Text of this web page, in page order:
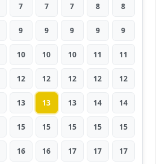
7 7 7 8 8
9 9 9 9 9
10 10 10 11 11
12 12 12 12 12
13 13 13 14 14
15 15 15 15 15
16 16 17 17 17